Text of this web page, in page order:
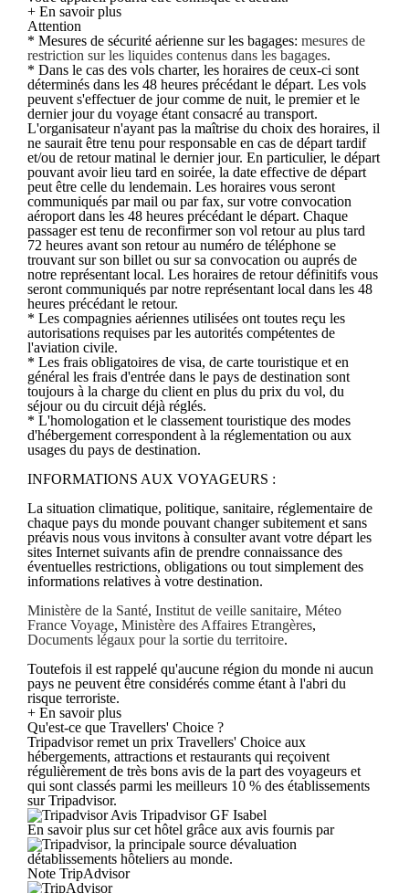
+ En savoir plus
Attention
* Mesures de sécurité aérienne sur les bagages: mesures de
restriction sur les liquides contenus dans les bagages.
* Dans le cas des vols charter, les horaires de ceux-ci sont
déterminés dans les 48 heures précédant le départ. Les vols
peuvent s'effectuer de jour comme de nuit, le premier et le
dernier jour du voyage étant consacré au transport.
L'organisateur n'ayant pas la maîtrise du choix des horaires, il
ne saurait être tenu pour responsable en cas de départ tardif
et/ou de retour matinal le dernier jour. En particulier, le départ
pouvant avoir lieu tard en soirée, la date effective de départ
peut être celle du lendemain. Les horaires vous seront
communiqués par mail ou par fax, sur votre convocation
aéroport dans les 48 heures précédant le départ. Chaque
passager est tenu de reconfirmer son vol retour au plus tard
72 heures avant son retour au numéro de téléphone se
trouvant sur son billet ou sur sa convocation ou auprés de
notre représentant local. Les horaires de retour définitifs vous
seront communiqués par notre représentant local dans les 48
heures précédant le retour.
* Les compagnies aériennes utilisées ont toutes reçu les
autorisations requises par les autorités compétentes de
l'aviation civile.
* Les frais obligatoires de visa, de carte touristique et en
général les frais d'entrée dans le pays de destination sont
toujours à la charge du client en plus du prix du vol, du
séjour ou du circuit déjà réglés.
* L'homologation et le classement touristique des modes
d'hébergement correspondent à la réglementation ou aux
usages du pays de destination.
INFORMATIONS AUX VOYAGEURS :
La situation climatique, politique, sanitaire, réglementaire de
chaque pays du monde pouvant changer subitement et sans
préavis nous vous invitons à consulter avant votre départ les
sites Internet suivants afin de prendre connaissance des
éventuelles restrictions, obligations ou tout simplement des
informations relatives à votre destination.
Ministère de la Santé, Institut de veille sanitaire, Méteo
France Voyage, Ministère des Affaires Etrangères,
Documents légaux pour la sortie du territoire.
Toutefois il est rappelé qu'aucune région du monde ni aucun
pays ne peuvent être considérés comme étant à l'abri du
risque terroriste.
+ En savoir plus
Qu'est-ce que Travellers' Choice ?
Tripadvisor remet un prix Travellers' Choice aux
hébergements, attractions et restaurants qui reçoivent
régulièrement de très bons avis de la part des voyageurs et
qui sont classés parmi les meilleurs 10 % des établissements
sur Tripadvisor.
Avis Tripadvisor GF Isabel
En savoir plus sur cet hôtel grâce aux avis fournis par
, la principale source dévaluation
détablissements hôteliers au monde.
Note TripAdvisor